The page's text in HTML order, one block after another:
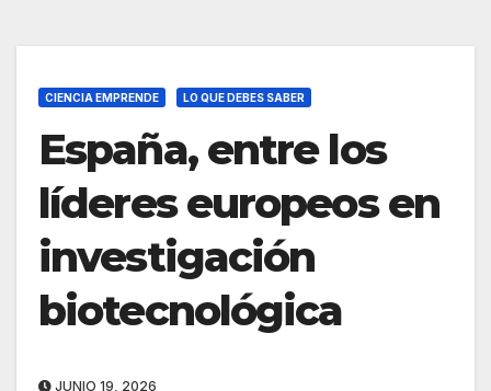
CIENCIA EMPRENDE LO QUE DEBES SABER
España, entre los
líderes europeos en
investigación
biotecnológica
JUNIO 19, 2026